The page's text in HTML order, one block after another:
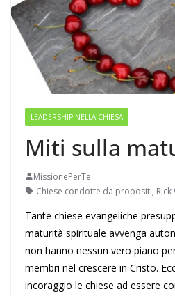
LEADERSHIP NELLA CHIESA
Miti sulla
MissionePerTe
Chiese condotte da propositi, Rick
Tante chiese evangeliche
maturità spirituale avvenga
non hanno nessun vero piano
membri nel crescere in Cristo.
incoraggio le chiese ad essere